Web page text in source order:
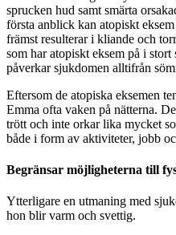
sprucken hud samt smärta
första anblick kan atopiskt
främst resulterar i kliande och
som har atopiskt eksem på i
påverkar sjukdomen alltifrån
Eftersom de atopiska eksemen
Emma ofta vaken på nätterna.
trött och inte orkar lika mycket
både i form av aktiviteter, jobb
Begränsar möjligheterna till
Ytterligare en utmaning med
hon blir varm och svettig.